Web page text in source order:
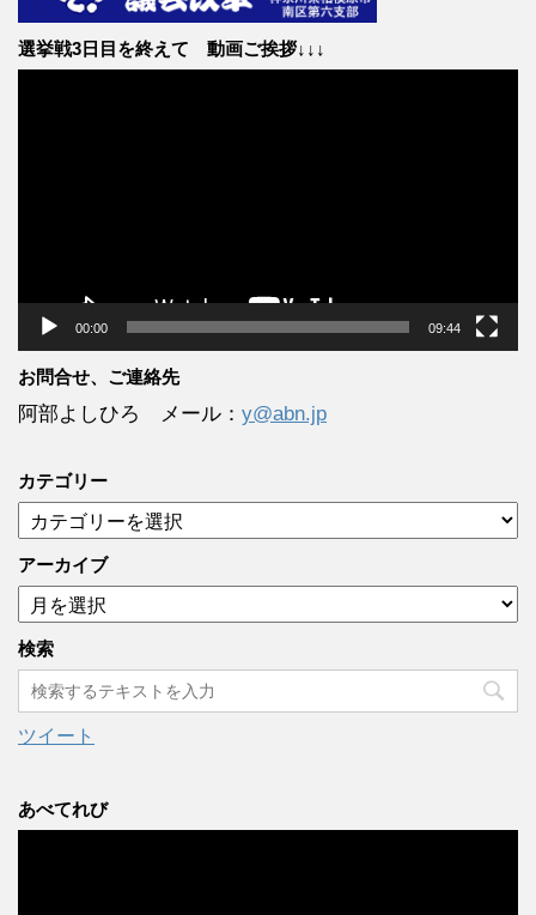
選挙戦3日目を終えて 動画ご挨拶↓↓↓
00:00 09:44
お問合せ、ご連絡先
阿部よしひろ メール： y@abn.jp
カテゴリー
テ
ゴ
リ
ー
アーカイブ
ア
ー
カ
イ
ブ
検索
ツイート
あべてれび